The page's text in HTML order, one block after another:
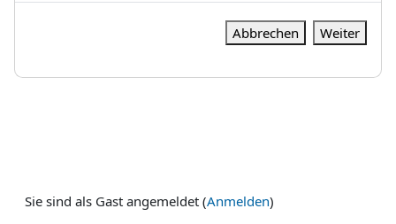
Abbrechen Weiter
Sie sind als Gast angemeldet (Anmelden)